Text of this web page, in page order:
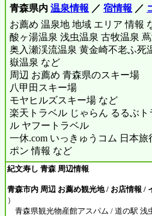
青森県内 温泉情報 ／ 宿情報 ／
お薦め 温泉地 地域 エリア 情報
酸ヶ湯温泉 浅虫温泉 古牧温泉
奥入瀬渓流温泉 黄金崎不老ふ死
嶽温泉 など
周辺 お薦め 青森県のスキー場
八甲田スキー場
モヤヒルズスキー場 など
楽天トラベル じゃらん るるぶト
ル ヤフートラベル
一休.com いっきゅうコム 日本
ポン 情報 など
紀文寿し 青森 周辺情報
青森市内 周辺 お薦め観光地 / お店情報 /
）
青森県観光物産館アスパム / 道の駅 浅